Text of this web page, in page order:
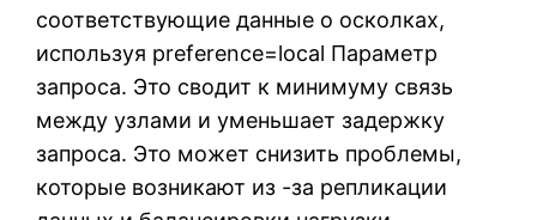
соответствующие данные о осколках,
используя preference=local Параметр
запроса. Это сводит к минимуму связь
между узлами и уменьшает задержку
запроса. Это может снизить проблемы,
которые возникают из -за репликации